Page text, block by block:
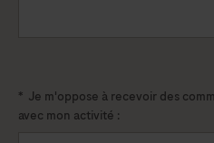
* Je m'oppose à recevoir des
avec mon activité :